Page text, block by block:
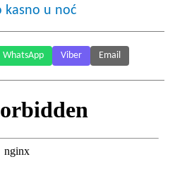
kasno u noć
WhatsApp Viber Email